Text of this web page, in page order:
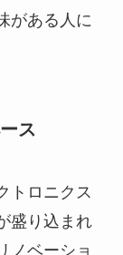
がある人に
ス
トロニクス
盛り込まれ
ノベーショ